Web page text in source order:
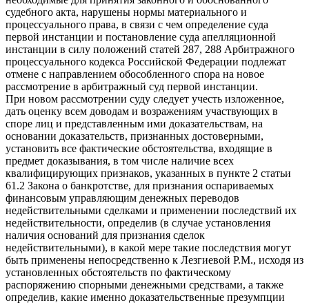
судебного акта, нарушены нормы материального и
процессуального права, в связи с чем определение суда
первой инстанции и постановление суда апелляционной
инстанции в силу положений статей 287, 288 Арбитражного
процессуального кодекса Российской Федерации подлежат
отмене с направлением обособленного спора на новое
рассмотрение в арбитражный суд первой инстанции.
При новом рассмотрении суду следует учесть изложенное,
дать оценку всем доводам и возражениям участвующих в
споре лиц и представленным ими доказательствам, на
основании доказательств, признанных достоверными,
установить все фактические обстоятельства, входящие в
предмет доказывания, в том числе наличие всех
квалифицирующих признаков, указанных в пункте 2 статьи
61.2 Закона о банкротстве, для признания оспариваемых
финансовым управляющим денежных переводов
недействительными сделками и применении последствий их
недействительности, определив (в случае установления
наличия оснований для признания сделок
недействительными), в какой мере такие последствия могут
быть применены непосредственно к Лезгиевой Р.М., исходя из
установленных обстоятельств по фактическому
распоряжению спорными денежными средствами, а также
определив, какие именно доказательственные презумпции